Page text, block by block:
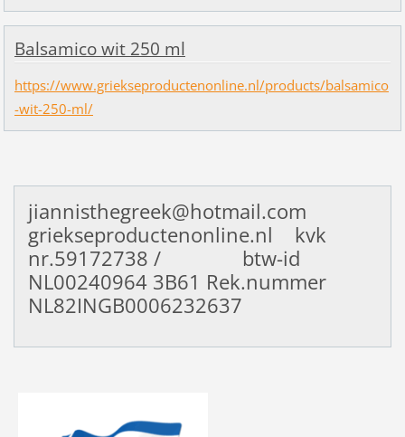
Balsamico wit 250 ml
https://www.griekseproductenonline.nl/products/balsamico
-wit-250-ml/
jiannisthegreek@hotmail.com
griekseproductenonline.nl kvk
nr.59172738 / btw-id
NL002409643B61 Rek.nummer
NL82INGB0006232637